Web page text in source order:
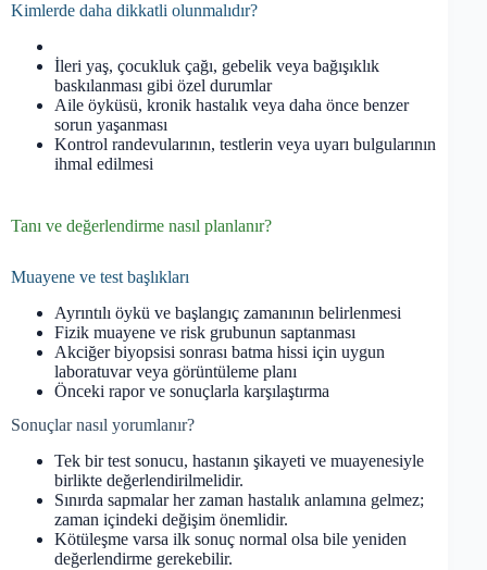
Kimlerde daha dikkatli olunmalıdır?
İleri yaş, çocukluk çağı, gebelik veya bağışıklık
baskılanması gibi özel durumlar
Aile öyküsü, kronik hastalık veya daha önce benzer
sorun yaşanması
Kontrol randevularının, testlerin veya uyarı bulgularının
ihmal edilmesi
Tanı ve değerlendirme nasıl planlanır?
Muayene ve test başlıkları
Ayrıntılı öykü ve başlangıç zamanının belirlenmesi
Fizik muayene ve risk grubunun saptanması
Akciğer biyopsisi sonrası batma hissi için uygun
laboratuvar veya görüntüleme planı
Önceki rapor ve sonuçlarla karşılaştırma
Sonuçlar nasıl yorumlanır?
Tek bir test sonucu, hastanın şikayeti ve muayenesiyle
birlikte değerlendirilmelidir.
Sınırda sapmalar her zaman hastalık anlamına gelmez;
zaman içindeki değişim önemlidir.
Kötüleşme varsa ilk sonuç normal olsa bile yeniden
değerlendirme gerekebilir.